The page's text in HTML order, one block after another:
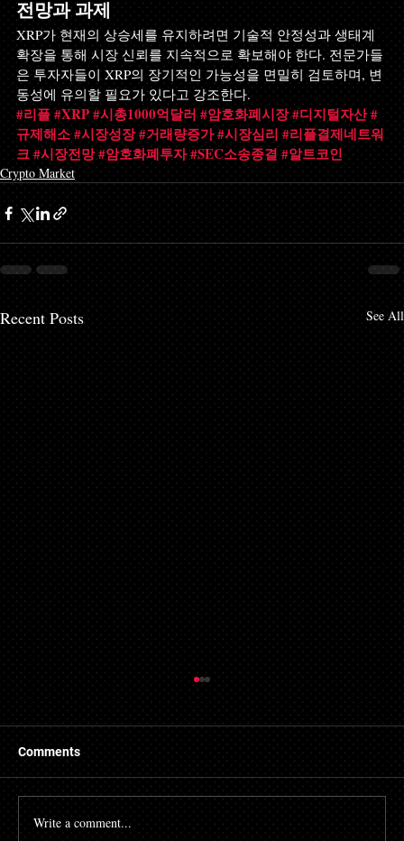
전망과 과제
XRP가 현재의 상승세를 유지하려면 기술적 안정성과 생태계
확장을 통해 시장 신뢰를 지속적으로 확보해야 한다. 전문가들
은 투자자들이 XRP의 장기적인 가능성을 면밀히 검토하며, 변
동성에 유의할 필요가 있다고 강조한다.
#리플#XRP#시총1000억달러 #암호화폐시장#디지털자산#
규제해소#시장성장#거래량증가#시장심리 #리플결제네트워
크#시장전망#암호화폐투자#SEC소송종결#알트코인
Crypto Market
Recent Posts See All
Comments
Write a comment...